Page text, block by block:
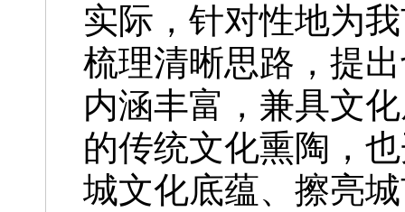
实际，针对性地为
梳理清晰思路，提
内涵丰富，兼具文
的传统文化熏陶，
城文化底蕴、擦亮